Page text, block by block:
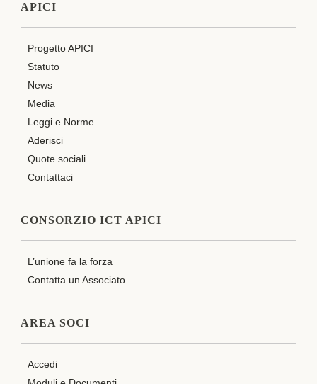
APICI
Progetto APICI
Statuto
News
Media
Leggi e Norme
Aderisci
Quote sociali
Contattaci
CONSORZIO ICT APICI
L’unione fa la forza
Contatta un Associato
AREA SOCI
Accedi